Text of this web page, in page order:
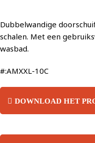
Dubbelwandige
schalen. Met een
wasbad.
#:AMXXL-10C
DOWNLOAD HET